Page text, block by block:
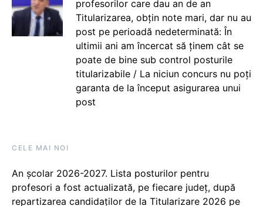
profesorilor care dau an de an
Titularizarea, obțin note mari, dar nu au
post pe perioadă nedeterminată: În
ultimii ani am încercat să ținem cât se
poate de bine sub control posturile
titularizabile / La niciun concurs nu poți
garanta de la început asigurarea unui
post
CELE MAI NOI
An școlar 2026-2027. Lista posturilor pentru
profesori a fost actualizată, pe fiecare județ, după
repartizarea candidaților de la Titularizare 2026 pe